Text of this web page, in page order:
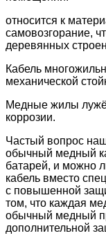
относится к
самовозгорание,
деревянных
Кабель
механической
Медные жилы
коррозии.
Частый вопрос
обычный медный
батарей, и можно
кабель вместо
с повышенной
том, что каждая
обычный медный
дополнительной